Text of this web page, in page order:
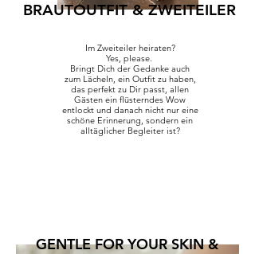
BRAUTOUTFIT & ZWEITEILER
Im Zweiteiler heiraten?
Yes, please.
Bringt Dich der Gedanke auch
zum Lächeln, ein Outfit zu haben,
das perfekt zu Dir passt, allen
Gästen ein flüsterndes Wow
entlockt und danach nicht nur eine
schöne Erinnerung, sondern ein
alltäglicher Begleiter ist?
GENTLE FOR YOUR SKIN &